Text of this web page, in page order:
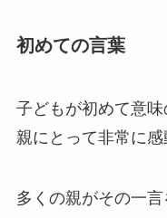
初めての言葉
子どもが初めて意味
親にとって非常に感
多くの親がその一言